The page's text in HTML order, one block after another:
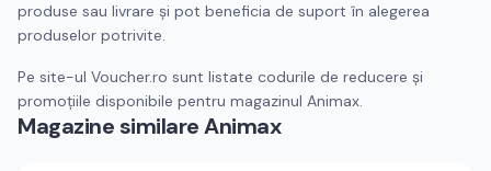
produse sau livrare și pot beneficia de suport în alegerea
produselor potrivite.
Pe site-ul Voucher.ro sunt listate codurile de reducere și
promoțiile disponibile pentru magazinul Animax.
Magazine similareAnimax